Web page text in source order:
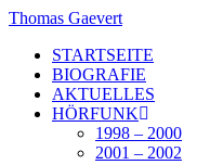
Zum
springen
Thomas Gaevert
STARTSEITE
BIOGRAFIE
AKTUELLES
HÖRFUNK
1998 – 2000
2001 – 2002